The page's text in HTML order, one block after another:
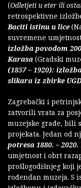
(Odletjeti u eter ili
retrospektivne
Baciti istinu u lice
suvremene
izložba povodom
Karasa (Gradski
(1857 – 1920):
slikara iz zbirke
Zagrebački i
zatvorili vrata za
muzejske građe, bili
projekata. Jedan od
potresa 1880. – 2020.
umjetnost i obrt
prošlogodišnjeg koji
rođendan muzeja. S